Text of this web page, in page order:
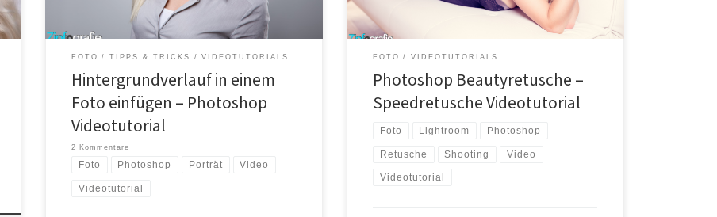
FOTO TIPPS & TRICKS VIDEOTUTORIALS
Hintergrundverlauf in einem
Foto einfügen – Photoshop
Videotutorial
2 Kommentare
Foto Photoshop Porträt Video
Videotutorial
Czakon […]
FOTO VIDEOTUTORIALS
Photoshop Beautyretusche –
Speedretusche Videotutorial
Foto Lightroom Photoshop
Retusche Shooting Video
Videotutorial